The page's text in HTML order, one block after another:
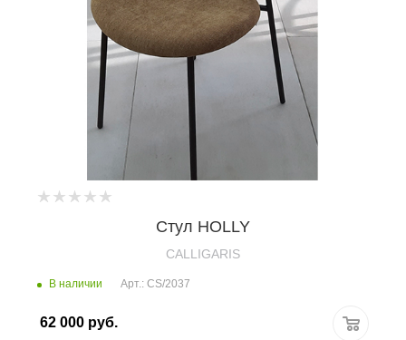
Стул HOLLY
CALLIGARIS
В наличии Арт.: CS/2037
62 000 руб.